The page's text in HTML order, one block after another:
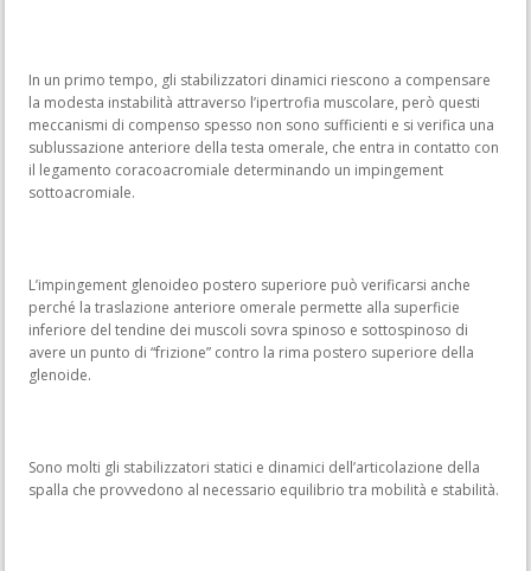
In un primo tempo, gli stabilizzatori dinamici riescono a compensare
la modesta instabilità attraverso l’ipertrofia muscolare, però questi
meccanismi di compenso spesso non sono sufficienti e si verifica una
sublussazione anteriore della testa omerale, che entra in contatto con
il legamento coracoacromiale determinando un impingement
sottoacromiale.
L’impingement glenoideo postero superiore può verificarsi anche
perché la traslazione anteriore omerale permette alla superficie
inferiore del tendine dei muscoli sovra spinoso e sottospinoso di
avere un punto di “frizione” contro la rima postero superiore della
glenoide.
Sono molti gli stabilizzatori statici e dinamici dell’articolazione della
spalla che provvedono al necessario equilibrio tra mobilità e stabilità.